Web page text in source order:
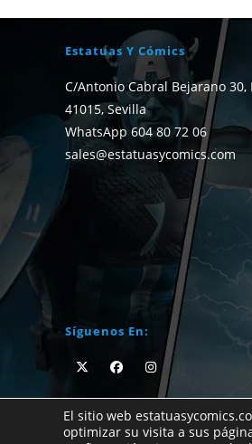
Si no encuentras el cómic
Estatuas Y Cómics
C/Antonio Cabral Bejarano 30,
41015, Sevilla
WhatsApp 604 80 72 06
sales@estatuasycomics.com
Síguenos En:
El sitio web
optimizar su visita a sus